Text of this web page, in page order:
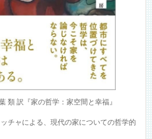
類 訳『家の哲学：家空間と幸福』
チャによる、現代の家についての哲学的